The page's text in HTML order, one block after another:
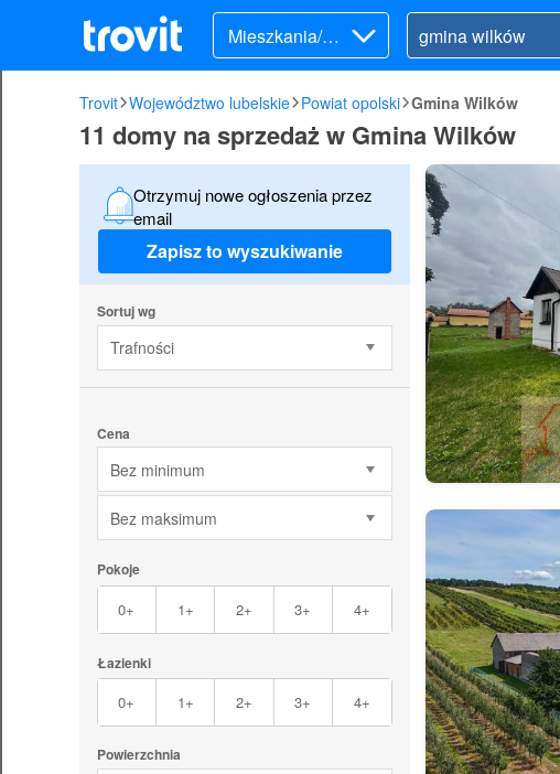
Mieszkania/Do
my (sprzedaż)
Trovit Województwo lubelskie Powiat opolski Gmina Wilków
11 domy na sprzedaż w Gmina Wilków
Otrzymuj nowe ogłoszenia przez
email
Zapisz to wyszukiwanie
Sortuj wg
Trafności
Cena
Bez minimum
Bez maksimum
Pokoje
0+ 1+ 2+ 3+ 4+
Łazienki
0+ 1+ 2+ 3+ 4+
Powierzchnia